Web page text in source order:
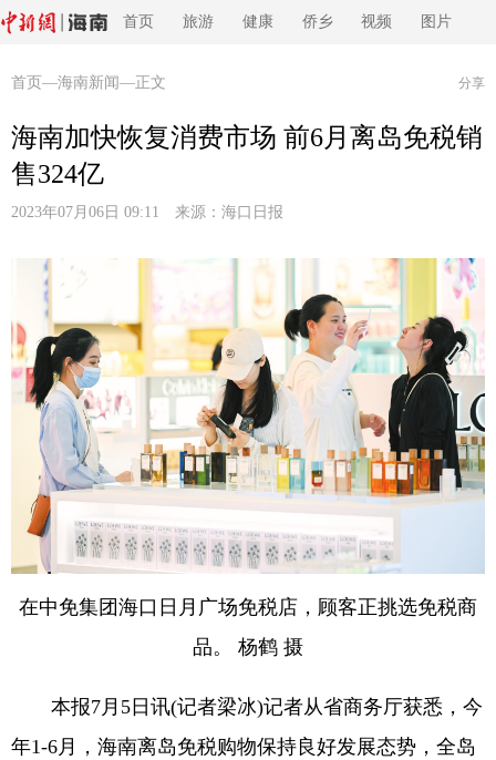
首页 旅游 健康 侨乡 视频 图片
首页 —海南新闻—正文 分享
海南加快恢复消费市场 前6月离岛免税销
售324亿
2023年07月06日 09:11 来源： 海口日报
在中免集团海口日月广场免税店，顾客正挑选免税商
品。 杨鹤 摄
本报7月5日讯(记者梁冰)记者从省商务厅获悉，今
年1-6月，海南离岛免税购物保持良好发展态势，全岛